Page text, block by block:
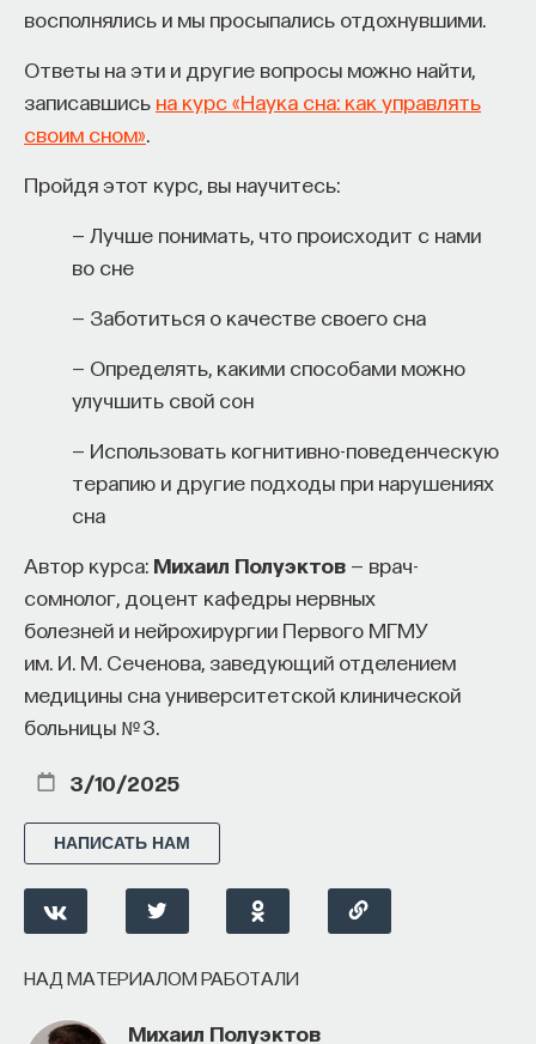
восполнялись и мы просыпались отдохнувшими.
Ответы на эти и другие вопросы можно найти,
записавшись на курс «Наука сна: как управлять
своим сном»
Пройдя этот курс, вы научитесь:
— Лучше понимать, что происходит с нами
во сне
— Заботиться о качестве своего сна
— Определять, какими способами можно
улучшить свой сон
— Использовать когнитивно-поведенческую
терапию и другие подходы при нарушениях
сна
Автор курса: Михаил Полуэктов — врач-
сомнолог, доцент кафедры нервных
болезней и нейрохирургии Первого МГМУ
им. И. М. Сеченова, заведующий отделением
медицины сна университетской клинической
больницы № 3.
3/10/2025
НАПИСАТЬ НАМ
НАД МАТЕРИАЛОМ РАБОТАЛИ
Михаил Полуэктов